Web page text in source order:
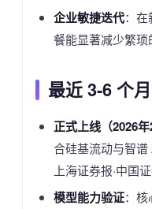
企业敏捷迭代：在
餐能显著减少繁琐
最近 3-6 个
正式上线（2026年
合硅基流动与智
上海证券报·中国
模型能力验证：核